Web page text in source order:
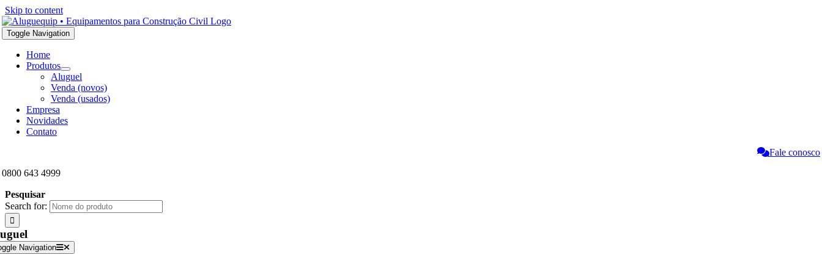
Skip to content
Toggle Navigation
Home
Produtos
Aluguel
Venda (novos)
Venda (usados)
Empresa
Novidades
Contato
Fale conosco
0800 643 4999
Pesquisar
Search for:
Navigation